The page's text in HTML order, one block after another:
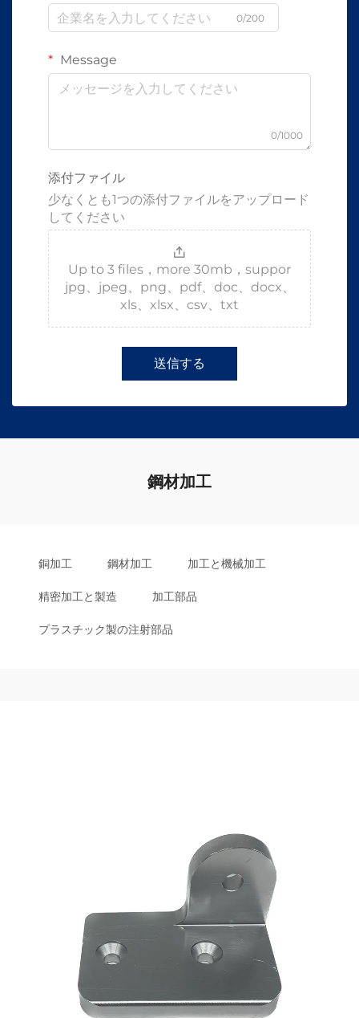
0/200
Message
0/1000
添付ファイル
少なくとも1つの添付ファイルをアップロード
してください
Up to 3 files，more 30mb，suppor
jpg、jpeg、png、pdf、doc、docx、
xls、xlsx、csv、txt
送信する
鋼材加工
銅加工 鋼材加工 加工と機械加工
精密加工と製造 加工部品
プラスチック製の注射部品